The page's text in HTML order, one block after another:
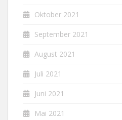
Oktober 2021
September 2021
August 2021
Juli 2021
Juni 2021
Mai 2021